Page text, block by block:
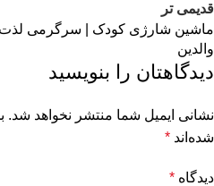
قدیمی تر
ماشین شارژی کودک | سرگرمی
والدین
دیدگاهتان را بنویسید
نشانی ایمیل شما منتشر نخواهد شد.
شده‌اند *
دیدگاه *